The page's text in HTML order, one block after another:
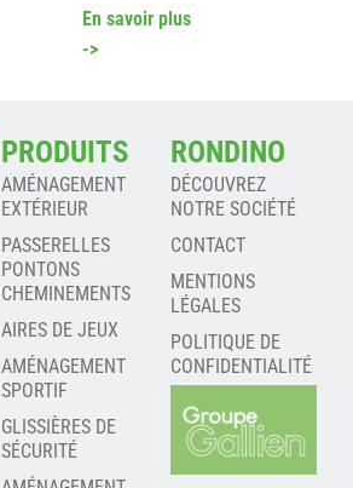
En savoir plus
->
PRODUITS
AMÉNAGEMENT
EXTÉRIEUR
PASSERELLES
PONTONS
CHEMINEMENTS
AIRES DE JEUX
AMÉNAGEMENT
SPORTIF
GLISSIÈRES DE
SÉCURITÉ
RONDINO
DÉCOUVREZ
NOTRE SOCIÉTÉ
CONTACT
MENTIONS
LÉGALES
POLITIQUE DE
CONFIDENTIALITÉ